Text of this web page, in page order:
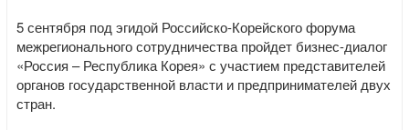
5 сентября под эгидой Российско-Корейского форума
межрегионального сотрудничества пройдет бизнес-диалог
«Россия – Республика Корея» с участием представителей
органов государственной власти и предпринимателей двух
стран.